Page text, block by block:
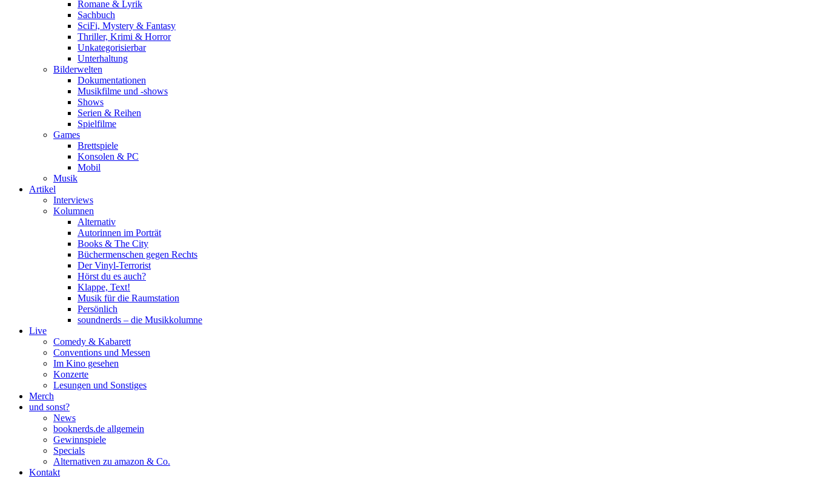
Romane & Lyrik
Sachbuch
SciFi, Mystery & Fantasy
Thriller, Krimi & Horror
Unkategorisierbar
Unterhaltung
Bilderwelten
Dokumentationen
Musikfilme und -shows
Shows
Serien & Reihen
Spielfilme
Games
Brettspiele
Konsolen & PC
Mobil
Musik
Artikel
Interviews
Kolumnen
Alternativ
Autorinnen im Porträt
Books & The City
Büchermenschen gegen Rechts
Der Vinyl-Terrorist
Hörst du es auch?
Klappe, Text!
Musik für die Raumstation
Persönlich
soundnerds – die Musikkolumne
Live
Comedy & Kabarett
Conventions und Messen
Im Kino gesehen
Konzerte
Lesungen und Sonstiges
Merch
und sonst?
News
booknerds.de allgemein
Gewinnspiele
Specials
Alternativen zu amazon & Co.
Kontakt